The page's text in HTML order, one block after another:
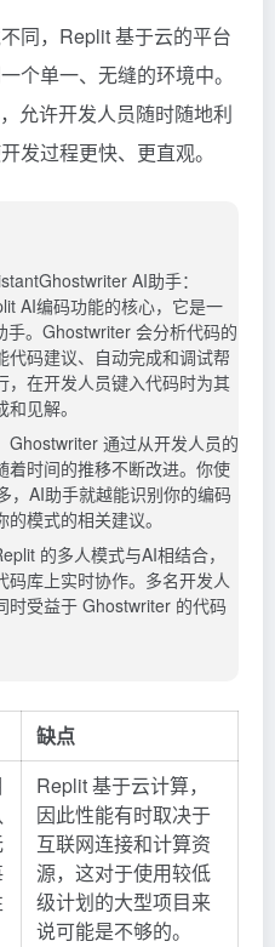
同，Replit 基于云的平台
个单一、无缝的环境中。
允许开发人员随时随地利
发过程更快、更直观。
AI助手：
AI编码功能的核心，它是一
手。Ghostwriter 会分析代码的
代码建议、自动完成和调试帮
，在开发人员键入代码时为其
见解。
Ghostwriter 通过从开发人员的
着时间的推移不断改进。你使
，AI助手就越能识别你的编码
模式的相关建议。
的多人模式与AI相结合，
码库上实时协作。多名开发人
时受益于 Ghostwriter 的代码
缺点
Replit 基于云计算，
因此性能有时取决于
互联网连接和计算资
源，这对于使用较低
级计划的大型项目来
说可能是不够的。